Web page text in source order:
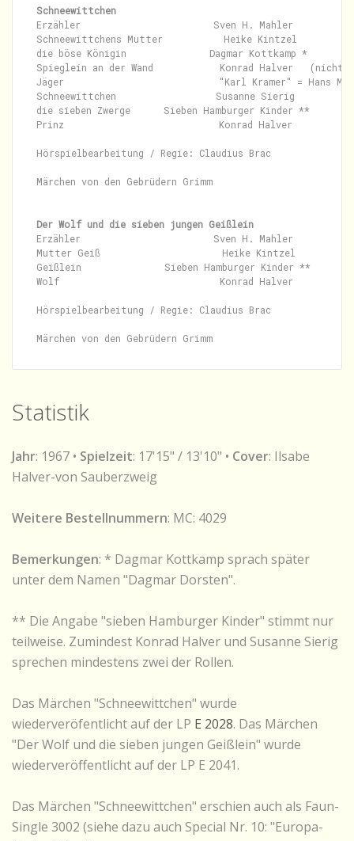
Schneewittchen
Erzähler                        Sven H. Mahler
Schneewittchens Mutter           Heike Kintzel
die böse Königin               Dagmar Kottkamp *
Spieglein an der Wand            Konrad Halver   (nicht
Jäger                            "Karl Kramer" = Hans
Schneewittchen                  Susanne Sierig
die sieben Zwerge      Sieben Hamburger Kinder **
Prinz                            Konrad Halver
Hörspielbearbeitung / Regie: Claudius Brac
Märchen von den Gebrüdern Grimm
Der Wolf und die sieben jungen Geißlein
Erzähler                        Sven H. Mahler
Mutter Geiß                      Heike Kintzel
Geißlein               Sieben Hamburger Kinder **
Wolf                             Konrad Halver
Hörspielbearbeitung / Regie: Claudius Brac
Statistik
Jahr: 1967 • Spielzeit: 17'15" / 13'10" • Cover: Ilsabe
Halver-von Sauberzweig
Weitere Bestellnummern: MC: 4029
Bemerkungen: * Dagmar Kottkamp sprach später
unter dem Namen "Dagmar Dorsten".
** Die Angabe "sieben Hamburger Kinder" stimmt nur
teilweise. Zumindest Konrad Halver und Susanne Sierig
sprechen mindestens zwei der Rollen.
Das Märchen "Schneewittchen" wurde
wiederveröfentlicht auf der LP E 2028. Das Märchen
"Der Wolf und die sieben jungen Geißlein" wurde
wiederveröffentlicht auf der LP E 2041.
Das Märchen "Schneewittchen" erschien auch als Faun-
Single 3002 (siehe dazu auch Special Nr. 10: "Europa-